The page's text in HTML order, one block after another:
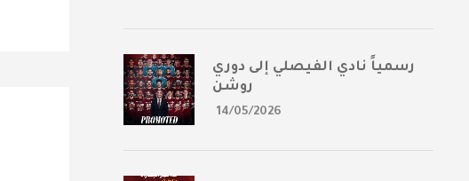
رسمياً نادي الفيصلي إلى دوري
روشن
14/05/2026